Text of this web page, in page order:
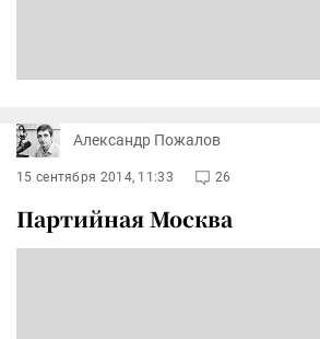
Александр Пожалов
15 сентября 2014, 11:33 26
Партийная Москва